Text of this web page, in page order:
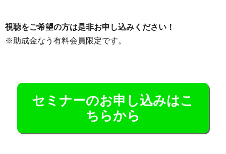
視聴をご希望の方は是非お申し込みください！
※助成金なう有料会員限定です。
セミナーのお申し込みはこ
ちらから